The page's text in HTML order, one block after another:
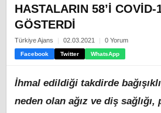
HASTALARIN 58’I COVID-
GÖSTERDI
Türkiye Ajans 02.03.2021 0 Yorum
Facebook Twitter WhatsApp
İhmal edildiği takdirde
neden olan ağız ve diş sağlığı,